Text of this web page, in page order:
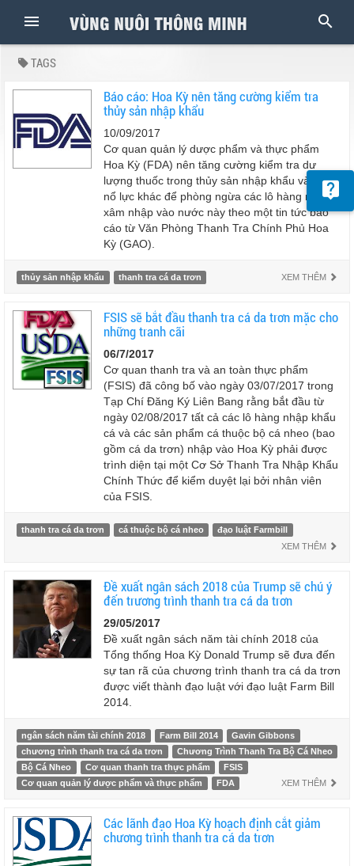
TAGS
Báo cáo: Hoa Kỳ nên tăng cường kiểm tra
thủy sản nhập khẩu
10/09/2017
Cơ quan quản lý dược phẩm và thực phẩm
Hoa Kỳ (FDA) nên tăng cường kiểm tra dư
lượng thuốc trong thủy sản nhập khẩu và các
nổ lực khác để phòng ngừa các lô hàng nhiễm
xâm nhập vào nước này theo một tin tức báo
cáo từ Văn Phòng Thanh Tra Chính Phủ Hoa
Kỳ (GAO).
thủy sản nhập khẩu thanh tra cá da trơn XEM THÊM
FSIS sẽ bắt đầu thanh tra cá da trơn mặc cho
những tranh cãi
06/7/2017
Cơ quan thanh tra và an toàn thực phẩm
(FSIS) đã công bố vào ngày 03/07/2017 trong
Tạp Chí Đăng Ký Liên Bang rằng bắt đầu từ
ngày 02/08/2017 tất cả các lô hàng nhập khẩu
cá và các sản phẩm cá thuộc bộ cá nheo (bao
gồm cá da trơn) nhập vào Hoa Kỳ phải được
trình diện tại một Cơ Sở Thanh Tra Nhập Khẩu
Chính Thức để kiểm duyệt lại bởi nhân viên
của FSIS.
thanh tra cá da trơn cá thuộc bộ cá nheo
đạo luật Farmbill
XEM THÊM
Đề xuất ngân sách 2018 của Trump sẽ chú ý
đến trương trình thanh tra cá da trơn
29/05/2017
Đề xuất ngân sách năm tài chính 2018 của
Tổng thống Hoa Kỳ Donald Trump sẽ đưa đến
sự tan rã của chương trình thanh tra cá da trơn
được viết thành đạo luật với đạo luật Farm Bill
2014.
ngân sách năm tài chính 2018 Farm Bill 2014
Gavin Gibbons
chương trình thanh tra cá da trơn
Chương Trình Thanh Tra Bộ Cá Nheo
Bộ Cá Nheo
Cơ quan thanh tra thực phẩm
FSIS
Cơ quan quản lý dược phẩm và thực phẩm
FDA XEM THÊM
Các lãnh đạo Hoa Kỳ hoạch định cắt giảm
chương trình thanh tra cá da trơn